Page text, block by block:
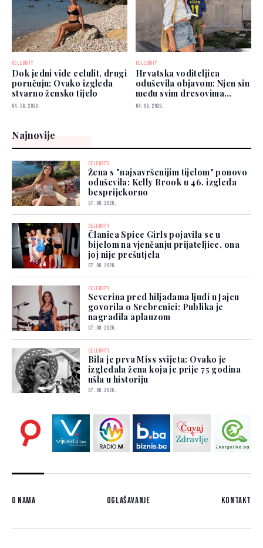
CELEBRITY
Dok jedni vide celulit, drugi
poručuju: Ovako izgleda
stvarno žensko tijelo
04. 08. 2026.
CELEBRITY
Hrvatska voditeljica
oduševila objavom: Njen sin
među svim dresovima
izabrao Zmajeve
04. 08. 2026.
Najnovije
CELEBRITY
Žena s "najsavršenijim tijelom" ponovo
oduševila: Kelly Brook u 46. izgleda
besprijekorno
07. 08. 2026.
CELEBRITY
Članica Spice Girls pojavila se u
bijelom na vjenčanju prijateljice, ona
joj nije prešutjela
07. 08. 2026.
CELEBRITY
Severina pred hiljadama ljudi u Jajcu
govorila o Srebrenici: Publika je
nagradila aplauzom
07. 08. 2026.
CELEBRITY
Bila je prva Miss svijeta: Ovako je
izgledala žena koja je prije 75 godina
ušla u historiju
07. 08. 2026.
O nama Oglašavanje Kontakt